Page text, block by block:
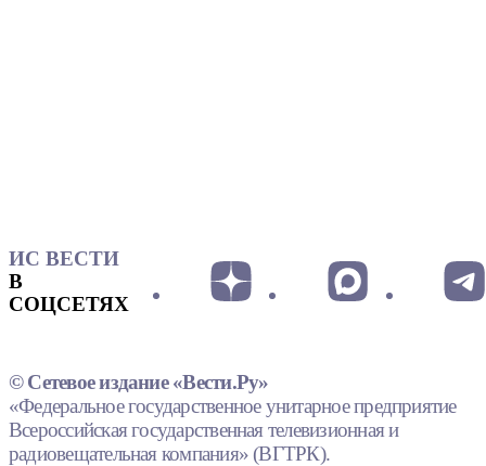
ИС ВЕСТИ
В
СОЦСЕТЯХ
© Сетевое издание «Вести.Ру»
«Федеральное государственное унитарное предприятие
Всероссийская государственная телевизионная и
радиовещательная компания» (ВГТРК).